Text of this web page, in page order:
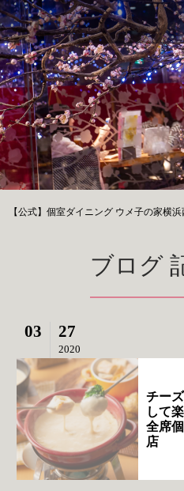
【公式】個室ダイニング ウメ子の家横
ブログ
03 27
2020
チー
して
全席
店